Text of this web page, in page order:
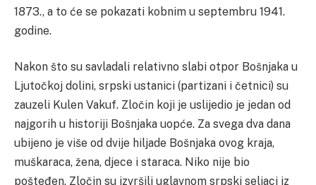
1873., a to će se pokazati kobnim u septembru 1941.
godine.
Nakon što su savladali relativno slabi otpor Bošnjaka u
Ljutočkoj dolini, srpski ustanici (partizani i četnici) su
zauzeli Kulen Vakuf. Zločin koji je uslijedio je jedan od
najgorih u historiji Bošnjaka uopće. Za svega dva dana
ubijeno je više od dvije hiljade Bošnjaka ovog kraja,
muškaraca, žena, djece i staraca. Niko nije bio
pošteđen. Zločin su izvršili uglavnom srpski seljaci iz